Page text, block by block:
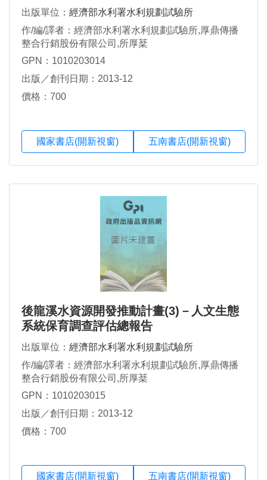
出版單位： 經濟部水利署水利規劃試驗所
作/編/譯者：經濟部水利署水利規劃試驗所,厚鼎傳播
整合行銷股份有限公司,所厚棻
GPN：1010203014
出版／創刊日期：2013-12
價格：700
國家書店(開新視窗) 五南書店(開新視窗)
後龍溪水資源開發推動計畫(3)－人文生態
系統保育調查評估總報告
出版單位： 經濟部水利署水利規劃試驗所
作/編/譯者：經濟部水利署水利規劃試驗所,厚鼎傳播
整合行銷股份有限公司,所厚棻
GPN：1010203015
出版／創刊日期：2013-12
價格：700
國家書店(開新視窗) 五南書店(開新視窗)